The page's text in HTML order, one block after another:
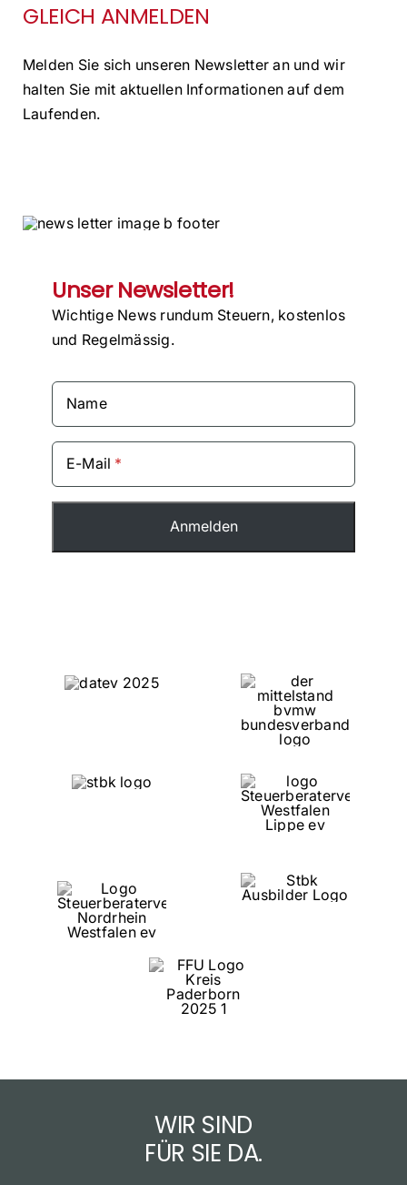
GLEICH ANMELDEN
Melden Sie sich unseren Newsletter an und wir
halten Sie mit aktuellen Informationen auf dem
Laufenden.
Unser Newsletter!
Wichtige News rundum Steuern, kostenlos
und Regelmässig.
Name
E-Mail
WIR SIND
FÜR SIE DA.